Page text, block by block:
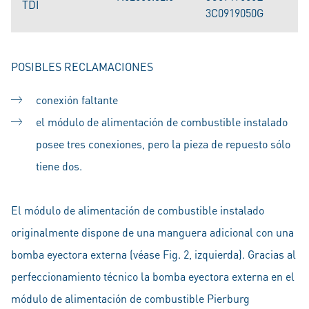
TDI
3C0919050G
POSIBLES RECLAMACIONES
conexión faltante
el módulo de alimentación de combustible instalado
posee tres conexiones, pero la pieza de repuesto sólo
tiene dos.
El módulo de alimentación de combustible instalado
originalmente dispone de una manguera adicional con una
bomba eyectora externa (véase Fig. 2, izquierda). Gracias al
perfeccionamiento técnico la bomba eyectora externa en el
módulo de alimentación de combustible Pierburg